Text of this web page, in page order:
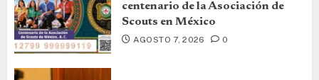
centenario de la Asociación de
Scouts en México
AGOSTO 7, 2026 0